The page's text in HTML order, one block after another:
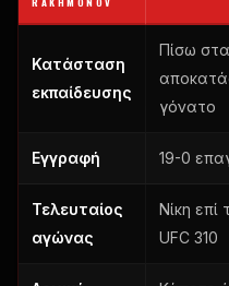
Κατάσταση
εκπαίδευσης
Πίσω
γόνατο
Εγγραφή 19-0
Τελευταίος
αγώνας
Νίκη επί
UFC 310